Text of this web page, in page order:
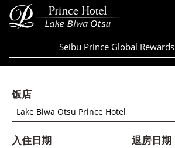
Seibu Prince Global Rewards
饭店
Lake Biwa Otsu Prince Hotel
入住日期 退房日期